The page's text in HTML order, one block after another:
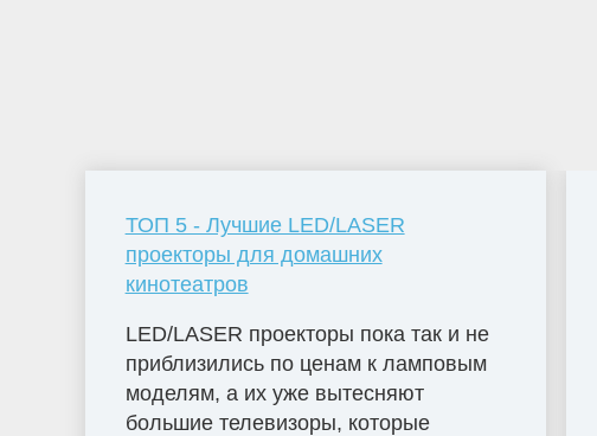
ТОП 5 - Лучшие LED/LASER
проекторы для домашних
кинотеатров
LED/LASER проекторы пока так и не
приблизились по ценам к ламповым
моделям, а их уже вытесняют
большие телевизоры, которые